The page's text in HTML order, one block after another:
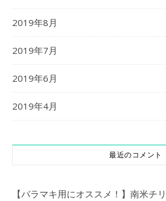
2019年8月
2019年7月
2019年6月
2019年4月
最近のコメント
【バラマキ用にオススメ！】南米チ